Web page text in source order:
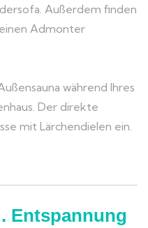
Außerdem finden
Admonter
während Ihres
Der direkte
mit Lärchendielen ein.
Entspannung